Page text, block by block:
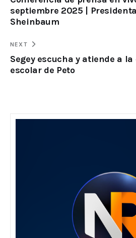
septiembre 2025 |
Sheinbaum
NEXT
Segey escucha y atiende a
escolar de Peto